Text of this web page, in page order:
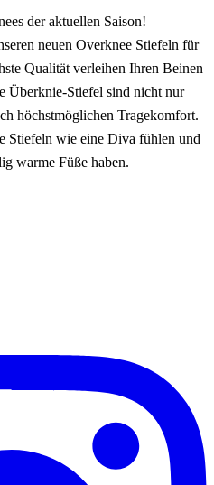
der aktuellen Saison!
neuen Overknee Stiefeln für
Qualität verleihen Ihren Beinen
Überknie-Stiefel sind nicht nur
höchstmöglichen Tragekomfort.
Stiefeln wie eine Diva fühlen und
warme Füße haben.